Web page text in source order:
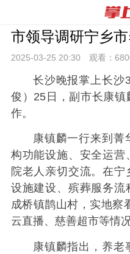
市领导调研宁乡
2025-03-25 20:30 观看：
长沙晚报掌上长沙
俊）25日，副市长康
作。
康镇麟一行来到菁
构功能设施、安全运营
院老人亲切交流。在
设施建设、殡葬服务流
成桥镇鹊山村，实地察
云直播、慈善超市等情况
康镇麟指出，养老